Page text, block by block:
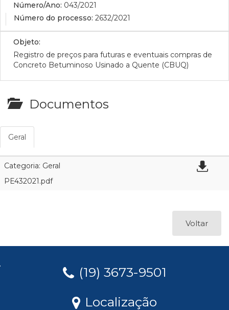
Número/Ano: 043/2021
Número do processo: 2632/2021
Objeto:
Registro de preços para futuras e eventuais compras de
Concreto Betuminoso Usinado a Quente (CBUQ)
Documentos
Geral
Categoria: Geral
PE432021.pdf
Voltar
(19) 3673-9501
Localização